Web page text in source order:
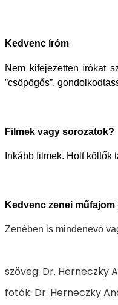
Kedvenc íróm
Nem kifejezetten írókat
”csöpögős”,
Filmek vagy sorozatok?
Inkább filmek. Holt
Kedvenc zenei
Zenében is mindenevő
szöveg: Dr. Herneczky
fotók: Dr. Herneczky